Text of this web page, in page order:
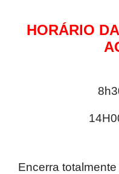
HORÁRIO
Encerra